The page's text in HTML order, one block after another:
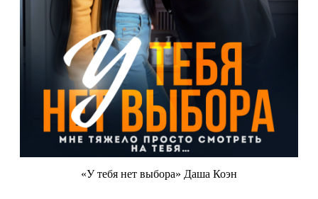
«У тебя нет выбора» Даша Коэн